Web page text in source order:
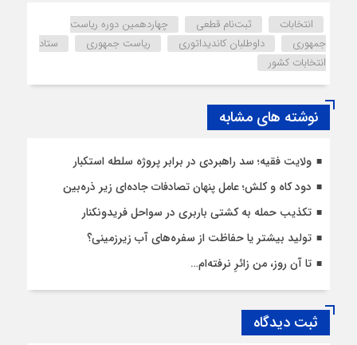
انتخابات ثبت‌نام قطعی
چهاردهمین دوره ریاست
جمهوری
داوطلبان کاندیداتوری ریاست جمهوری
ستاد
انتخابات کشور
نوشته های مشابه
ولایت فقیه؛ سد راهبردی در برابر پروژه سلطه استکبار
دود کاه و کلش؛ عامل پنهان تصادفات جاده‌ای زیر ذره‌بین
تکذیب حمله به کشتی باربری در سواحل فریدونکنار
تولید بیشتر یا حفاظت از سفره‌های آب زیرزمینی؟
تا آن روز، من زائرِ نرفته‌ام…
ثبت دیدگاه